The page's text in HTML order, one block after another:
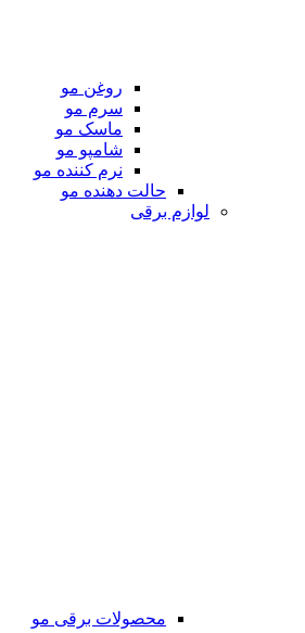
روغن مو
سرم مو
ماسک مو
شامپو مو
نرم کننده مو
حالت دهنده مو
لوازم برقی
محصولات برقی مو